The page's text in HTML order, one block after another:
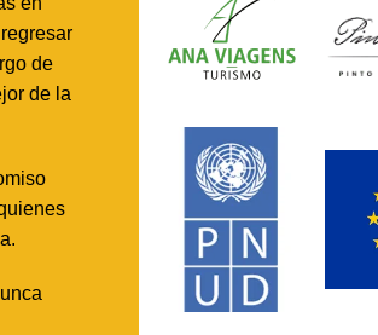
de
de la